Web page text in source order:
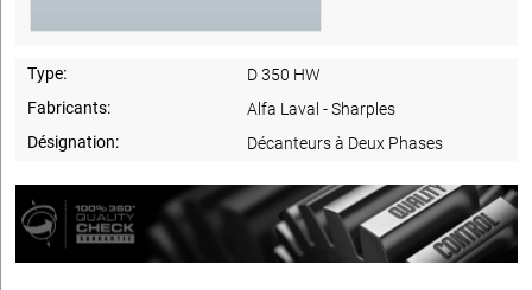
Type:
D 350 HW
Fabricants:
Alfa Laval - Sharples
Désignation:
Décanteurs à Deux Phases